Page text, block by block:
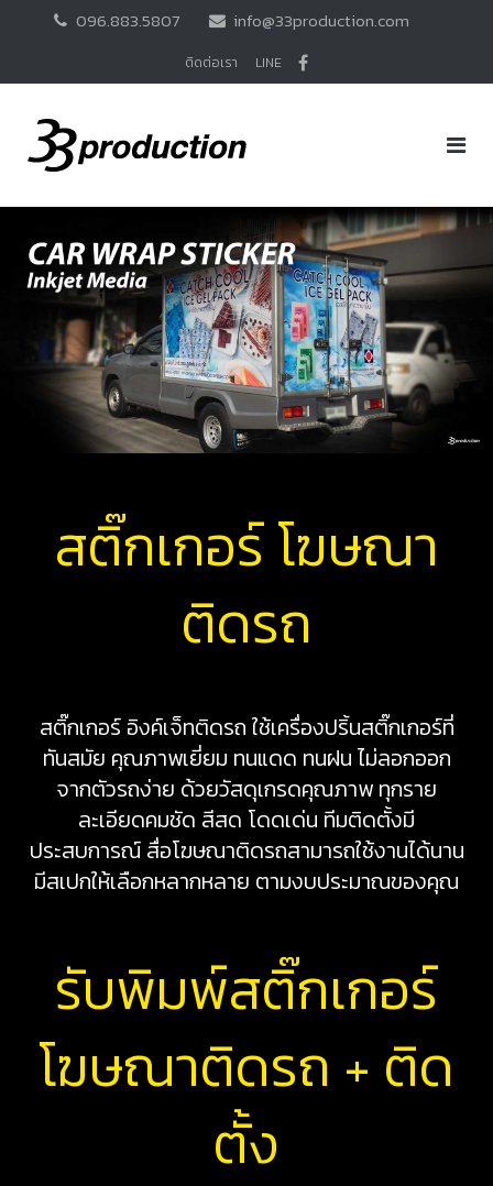
096.883.5807 info@33production.com
ติดต่อเรา LINE
สติ๊กเกอร์ โฆษณา
ติดรถ
สติ๊กเกอร์ อิงค์เจ็ทติดรถ ใช้เครื่องปริ้นสติ๊กเกอร์ที่
ทันสมัย คุณภาพเยี่ยม ทนแดด ทนฝน ไม่ลอกออก
จากตัวรถง่าย ด้วยวัสดุเกรดคุณภาพ ทุกราย
ละเอียดคมชัด สีสด โดดเด่น ทีมติดตั้งมี
ประสบการณ์ สื่อโฆษณาติดรถสามารถใช้งานได้นาน
มีสเปกให้เลือกหลากหลาย ตามงบประมาณของคุณ
รับพิมพ์สติ๊กเกอร์
โฆษณาติดรถ + ติด
ตั้ง